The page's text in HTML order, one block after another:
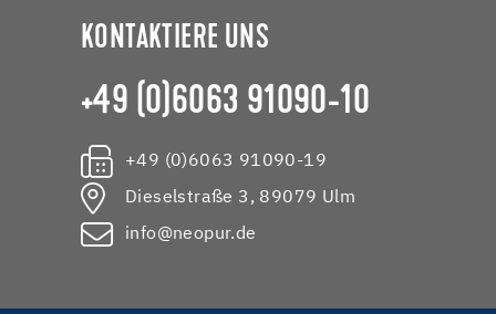
KONTAKTIERE UNS
+49 (0)6063 91090-10
+49 (0)6063 91090-19
Dieselstraße 3, 89079 Ulm
info@neopur.de